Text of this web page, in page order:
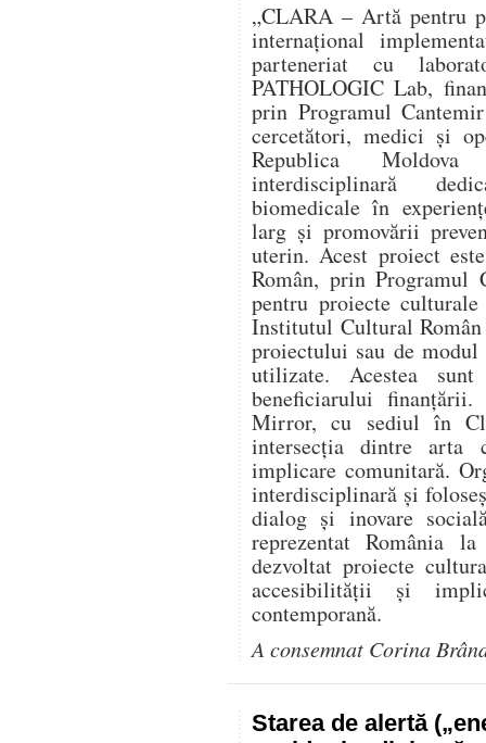
„CLARA – Artă pentru
internațional
parteneriat cu
PATHOLOGIC Lab,
prin Programul
cercetători, medici și
Republica
interdisciplinară
biomedicale în
larg și promovării
uterin. Acest proiect
Român, prin Programul
pentru proiecte
Institutul Cultural
proiectului sau de
utilizate. Acestea
beneficiarului
Mirror, cu sediul în
intersecția dintre arta
implicare comunitară.
interdisciplinară și
dialog și inovare
reprezentat România
dezvoltat proiecte
accesibilității și
contemporană.
A consemnat Corina
Starea de alertă